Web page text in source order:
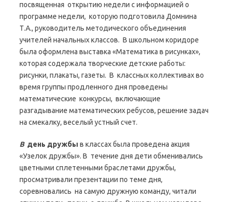
посвященная открытию недели с информацией о
программе недели, которую подготовила Домнина
Т.А., руководитель методического объединения
учителей начальных классов. В школьном коридоре
была оформлена выставка «Математика в рисунках»,
которая содержала творческие детские работы:
рисунки, плакаты, газеты. В классных коллективах во
время группы продленного дня проведены
математические конкурсы, включающие
разгадывание математических ребусов, решение задач
на смекалку, веселый устный счет.
В день дружбы в классах была проведена акция
«Узелок дружбы». В течение дня дети обменивались
цветными сплетенными браслетами дружбы,
просматривали презентации по теме дня,
соревновались на самую дружную команду, читали